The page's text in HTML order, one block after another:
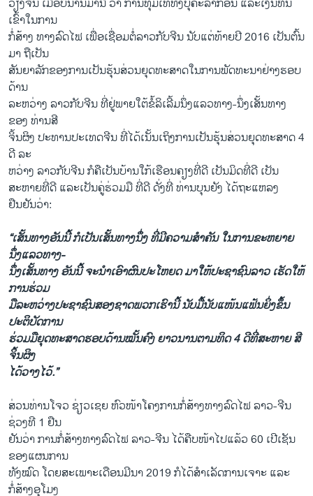
ເຂົ້າໃນການ
ກໍ່ສ້າງ ທາງລົດໄຟ ເພື່ອເຊື່ອມຕໍ່ລາວກັບຈີນ ນັບແຕ່ທ້າຍປີ 2016 ເປັນຕົ້ນ
ມາ ຖືເປັນ
ສັນຍາລັກຂອງການເປັນຮຸ້ນສ່ວນຍຸດທະສາດໃນການພັດທະນາຢ່າງຮອບ
ດ້ານ
ລະຫວ່າງ ລາວກັບຈີນ ທີ່ຢູ່ພາຍໃຕ້ຂໍ້ລິເລີ້ມນຶ່ງແລວທາງ-ນຶ່ງເສັ້ນທາງ
ຂອງ ທ່ານສີ
ຈິ້ນຜິງ ປະທານປະເທດຈີນ ທີ່ໄດ້ເນັ້ນເຖິງການເປັນຮຸ້ນສ່ວນຍຸດທະສາດ 4
ດີ ລະ
ຫວ່າງ ລາວກັບຈີນ ກໍຄືເປັນບ້ານໃກ້ເຮືອນຄຽງທີ່ດີ ເປັນມິດທີ່ດີ ເປັນ
ສະຫາຍທີ່ດີ ແລະເປັນຄູ່ຮ່ວມມື ທີ່ດີ ດັ່ງທີ່ ທ່ານບຸນຍັງ ໄດ້ຖະແຫລງ
ຢືນຢັນວ່າ:
“ເສັ້ນທາງອັນນີ້ ກໍເປັນເສັ້ນທາງນຶ່ງ ທີ່ມີຄວາມສຳຄັນ ໃນການຂະຫຍາຍ
ນຶ່ງແລວທາງ-
ນຶ່ງເສັ້ນທາງ ອັນນີ້ ຈະນຳເອົາຜົນປະໂຫຍດ ມາໃຫ້ປະຊາຊົນລາວ ເຮັດໃຫ້
ການຮ່ວມ
ມືລະຫວ່າງປະຊາຊົນສອງຊາດພວກເຮົານີ້ ນັບມື້ນັບແໜ້ນແຟ້ນຍິ່ງຂຶ້ນ
ປະຕິບັດການ
ຮ່ວມມືຍຸດທະສາດຮອບດ້ານໝັ້ນຄົງ ຍາວນານຕາມທິດ 4 ດີທີ່ສະຫາຍ ສີ
ຈິ້ນຜິງ
ໄດ້ວາງໄວ້.”
ສ່ວນທ່ານໂຈວ ຊ່ຽວເຊຍ ຫົວໜ້າໂຄງການກໍ່ສ້າງທາງລົດໄຟ ລາວ-ຈີນ
ຊ່ວງທີ 1 ຢືນ
ຢັນວ່າ ການກໍ່ສ້າງທາງລົດໄຟ ລາວ-ຈີນ ໄດ້ຄືບໜ້າໄປແລ້ວ 60 ເປີເຊັນ
ຂອງແຜນການ
ທັງໝົດ ໂດຍສະເພາະເດືອນມີນາ 2019 ກໍໄດ້ສຳເລັດການເຈາະ ແລະ
ກໍ່ສ້າງອຸໂມງ